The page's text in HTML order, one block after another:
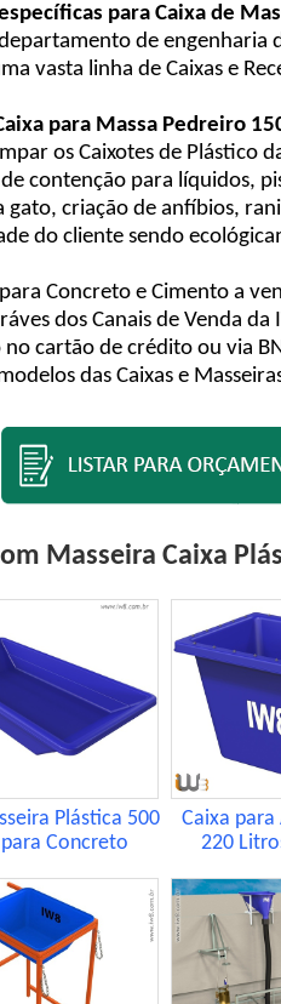
para Caixa de
de engenharia
vasta linha de Caixas e
para Massa Pedreiro
os Caixotes de
contenção para líquidos,
gato, criação de anfíbios,
do cliente sendo
Concreto e Cimento a
dos Canais de Venda
cartão de crédito ou via
das Caixas e
Masseira Caixa
Plástica 500
Concreto
Caixa para
220